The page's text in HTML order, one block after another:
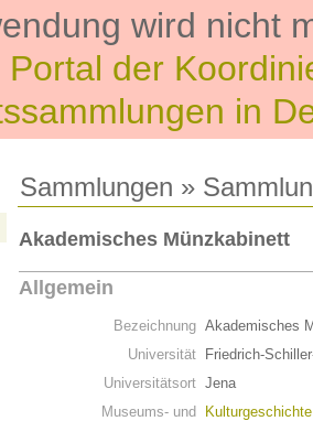
wird nicht
Portal der
in
Sammlungen »
Akademisches Münzkabinett
Allgemein
Bezeichnung Akademisches
Universität
Friedrich-
Universitätsort Jena
Museums- und